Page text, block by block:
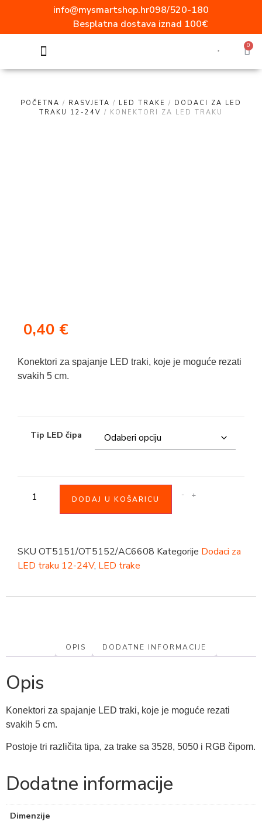
info@mysmartshop.hr098/520-180
Besplatna dostava iznad 100€
0
POČETNA / RASVJETA / LED TRAKE / DODACI ZA LED
TRAKU 12-24V / KONEKTORI ZA LED TRAKU
0,40 €
Konektori za spajanje LED traki, koje je moguće rezati
svakih 5 cm.
Tip LED čipa
- +
DODAJ U KOŠARICU
SKU OT5151/OT5152/AC6608 Kategorije Dodaci za
LED traku 12-24V, LED trake
OPIS DODATNE INFORMACIJE
Opis
Konektori za spajanje LED traki, koje je moguće rezati
svakih 5 cm.
Postoje tri različita tipa, za trake sa 3528, 5050 i RGB čipom.
Dodatne informacije
Dimenzije